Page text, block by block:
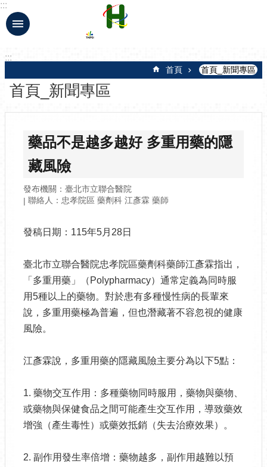
跳到主要內容區塊
:::
:::
首頁 首頁_新聞專區
首頁_新聞專區
藥品不是越多越好 多重用藥的隱
藏風險
發布機關：臺北市立聯合醫院
聯絡人：忠孝院區 藥劑科 江彥霖 藥師
發稿日期：115年5月28日
臺北市立聯合醫院忠孝院區藥劑科藥師江彥霖指出，
「多重用藥」（Polypharmacy）通常定義為同時服
用5種以上的藥物。對於患有多種慢性病的長輩來
說，多重用藥極為普遍，但也潛藏著不容忽視的健康
風險。
江彥霖說，多重用藥的隱藏風險主要分為以下5點：
1. 藥物交互作用：多種藥物同時服用，藥物與藥物、
或藥物與保健食品之間可能產生交互作用，導致藥效
增強（產生毒性）或藥效抵銷（失去治療效果）。
2. 副作用發生率倍增：藥物越多，副作用越難以預